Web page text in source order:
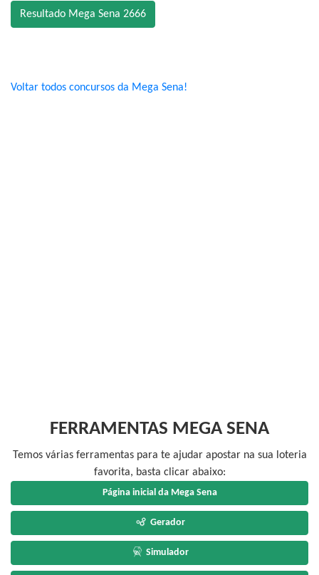
Resultado Mega Sena 2666
Voltar todos concursos da Mega Sena!
FERRAMENTAS MEGA SENA
Temos várias ferramentas para te ajudar apostar na sua loteria
favorita, basta clicar abaixo:
Página inicial da Mega Sena
Gerador
Simulador